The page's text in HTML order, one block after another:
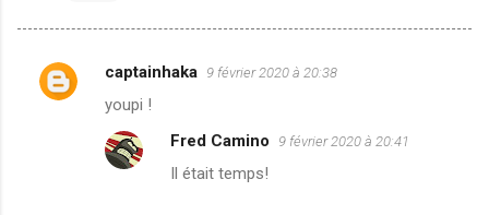
C
captainhaka 9 février 2020 à 20:38
youpi !
Fred Camino 9 février 2020 à 20:41
Il était temps!